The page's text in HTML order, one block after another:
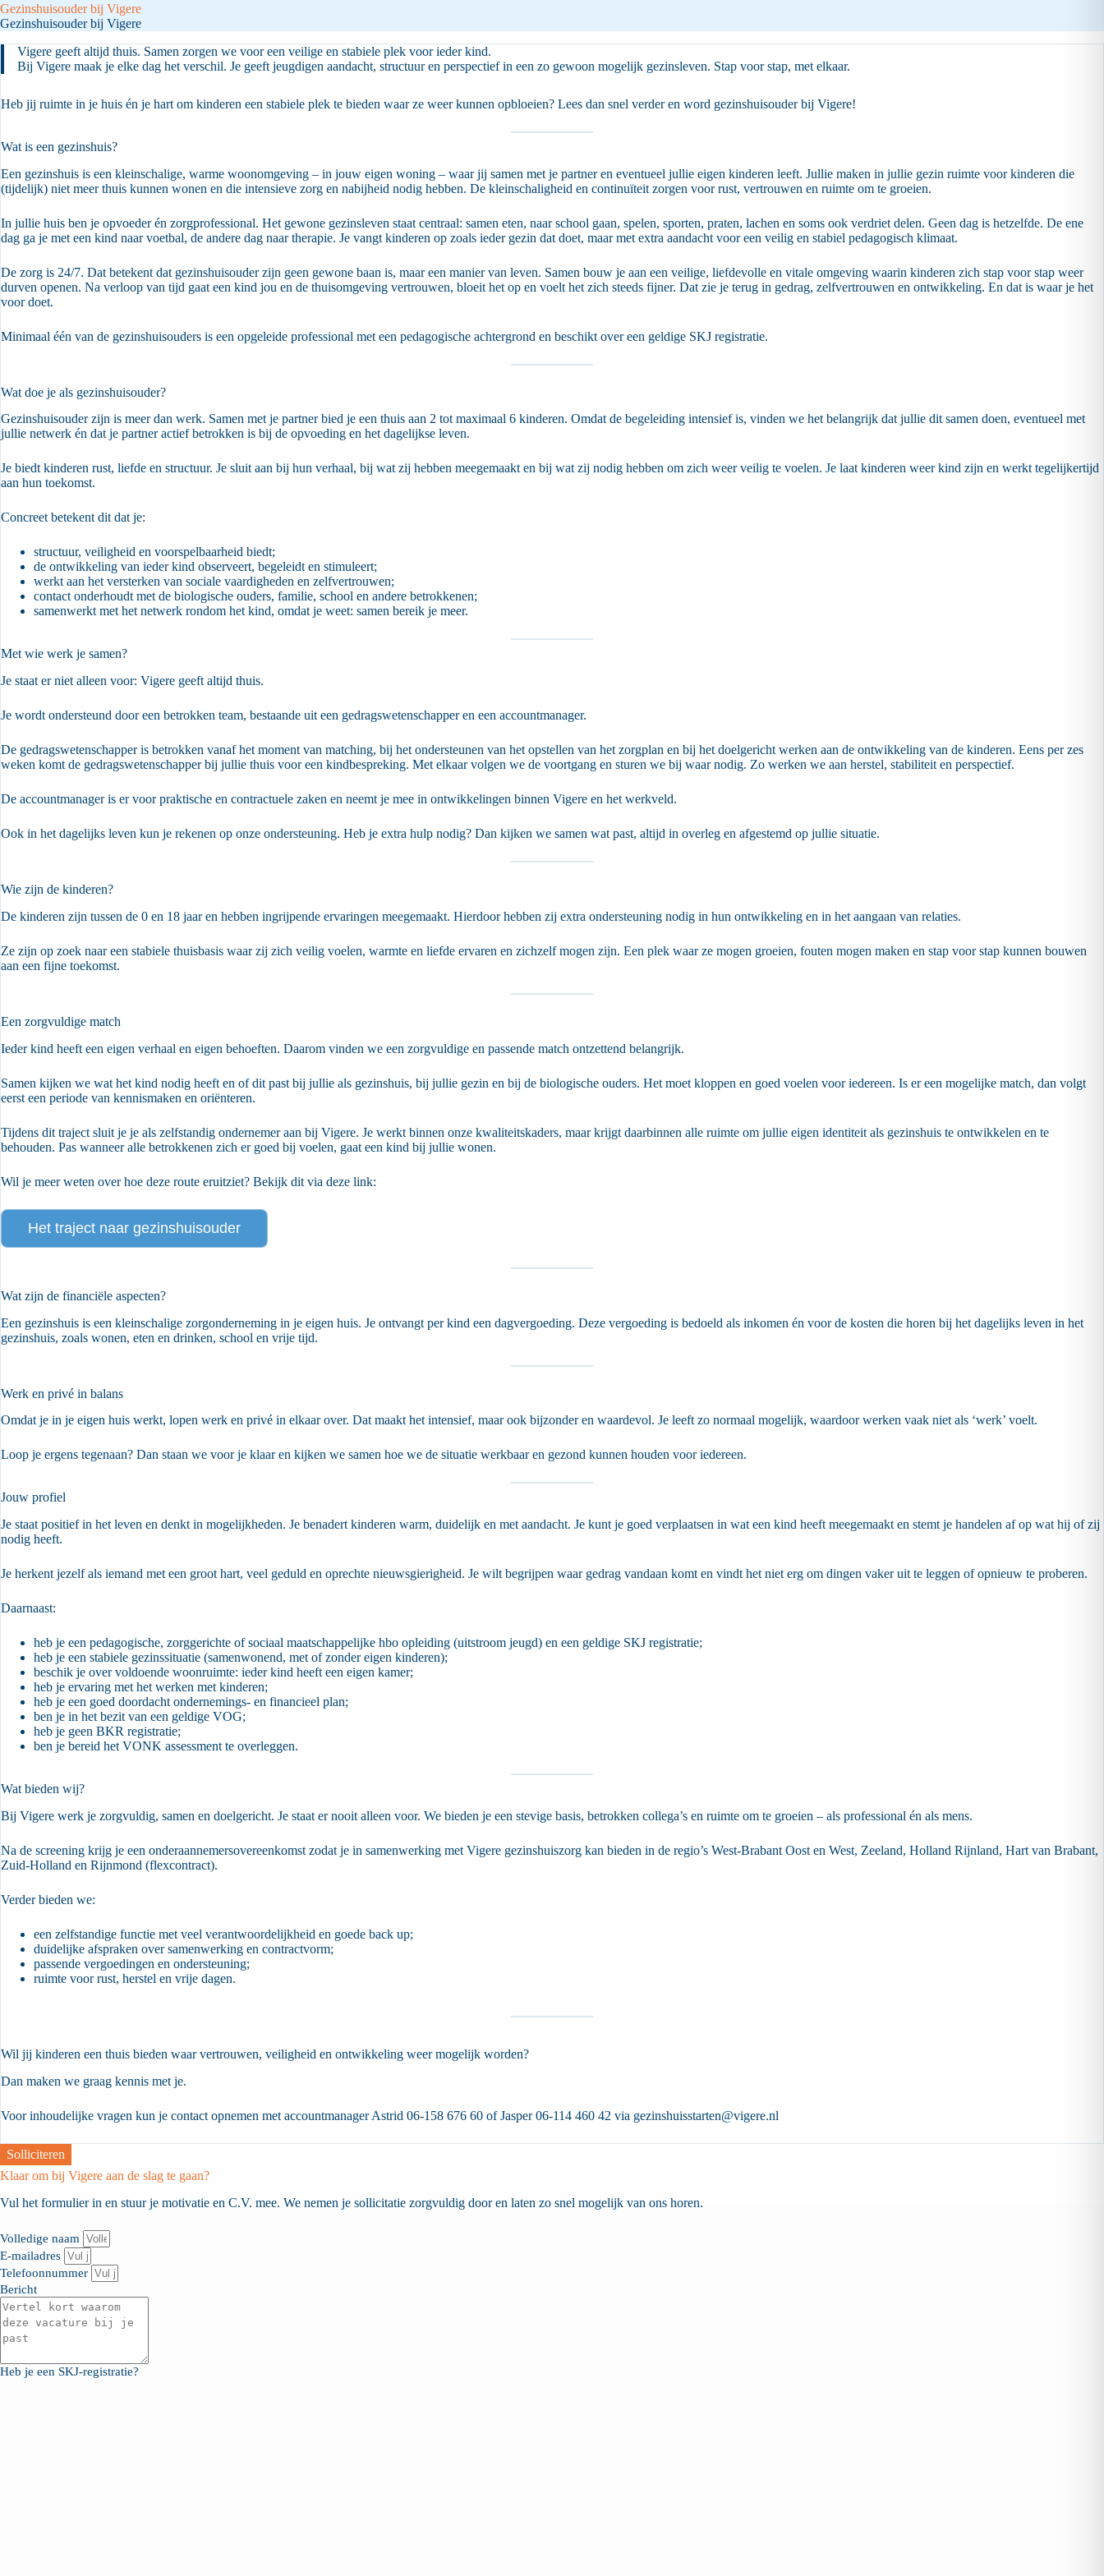
Gezinshuisouder bij Vigere
Gezinshuisouder bij Vigere
Vigere geeft altijd thuis. Samen zorgen we voor een veilige en stabiele plek voor ieder kind.
Bij Vigere maak je elke dag het verschil. Je geeft jeugdigen aandacht, structuur en perspectief in een zo gewoon mogelijk gezinsleven. Stap voor stap, met elkaar.
Heb jij ruimte in je huis én je hart om kinderen een stabiele plek te bieden waar ze weer kunnen opbloeien? Lees dan snel verder en word gezinshuisouder bij Vigere!
Wat is een gezinshuis?
Een gezinshuis is een kleinschalige, warme woonomgeving – in jouw eigen woning – waar jij samen met je partner en eventueel jullie eigen kinderen leeft. Jullie maken in jullie gezin ruimte voor kinderen die
(tijdelijk) niet meer thuis kunnen wonen en die intensieve zorg en nabijheid nodig hebben. De kleinschaligheid en continuïteit zorgen voor rust, vertrouwen en ruimte om te groeien.
In jullie huis ben je opvoeder én zorgprofessional. Het gewone gezinsleven staat centraal: samen eten, naar school gaan, spelen, sporten, praten, lachen en soms ook verdriet delen. Geen dag is hetzelfde. De ene
dag ga je met een kind naar voetbal, de andere dag naar therapie. Je vangt kinderen op zoals ieder gezin dat doet, maar met extra aandacht voor een veilig en stabiel pedagogisch klimaat.
De zorg is 24/7. Dat betekent dat gezinshuisouder zijn geen gewone baan is, maar een manier van leven. Samen bouw je aan een veilige, liefdevolle en vitale omgeving waarin kinderen zich stap voor stap weer
durven openen. Na verloop van tijd gaat een kind jou en de thuisomgeving vertrouwen, bloeit het op en voelt het zich steeds fijner. Dat zie je terug in gedrag, zelfvertrouwen en ontwikkeling. En dat is waar je het
voor doet.
Minimaal één van de gezinshuisouders is een opgeleide professional met een pedagogische achtergrond en beschikt over een geldige SKJ registratie.
Wat doe je als gezinshuisouder?
Gezinshuisouder zijn is meer dan werk. Samen met je partner bied je een thuis aan 2 tot maximaal 6 kinderen. Omdat de begeleiding intensief is, vinden we het belangrijk dat jullie dit samen doen, eventueel met
jullie netwerk én dat je partner actief betrokken is bij de opvoeding en het dagelijkse leven.
Je biedt kinderen rust, liefde en structuur. Je sluit aan bij hun verhaal, bij wat zij hebben meegemaakt en bij wat zij nodig hebben om zich weer veilig te voelen. Je laat kinderen weer kind zijn en werkt tegelijkertijd
aan hun toekomst.
Concreet betekent dit dat je:
structuur, veiligheid en voorspelbaarheid biedt;
de ontwikkeling van ieder kind observeert, begeleidt en stimuleert;
werkt aan het versterken van sociale vaardigheden en zelfvertrouwen;
contact onderhoudt met de biologische ouders, familie, school en andere betrokkenen;
samenwerkt met het netwerk rondom het kind, omdat je weet: samen bereik je meer.
Met wie werk je samen?
Je staat er niet alleen voor: Vigere geeft altijd thuis.
Je wordt ondersteund door een betrokken team, bestaande uit een gedragswetenschapper en een accountmanager.
De gedragswetenschapper is betrokken vanaf het moment van matching, bij het ondersteunen van het opstellen van het zorgplan en bij het doelgericht werken aan de ontwikkeling van de kinderen. Eens per zes
weken komt de gedragswetenschapper bij jullie thuis voor een kindbespreking. Met elkaar volgen we de voortgang en sturen we bij waar nodig. Zo werken we aan herstel, stabiliteit en perspectief.
De accountmanager is er voor praktische en contractuele zaken en neemt je mee in ontwikkelingen binnen Vigere en het werkveld.
Ook in het dagelijks leven kun je rekenen op onze ondersteuning. Heb je extra hulp nodig? Dan kijken we samen wat past, altijd in overleg en afgestemd op jullie situatie.
Wie zijn de kinderen?
De kinderen zijn tussen de 0 en 18 jaar en hebben ingrijpende ervaringen meegemaakt. Hierdoor hebben zij extra ondersteuning nodig in hun ontwikkeling en in het aangaan van relaties.
Ze zijn op zoek naar een stabiele thuisbasis waar zij zich veilig voelen, warmte en liefde ervaren en zichzelf mogen zijn. Een plek waar ze mogen groeien, fouten mogen maken en stap voor stap kunnen bouwen
aan een fijne toekomst.
Een zorgvuldige match
Ieder kind heeft een eigen verhaal en eigen behoeften. Daarom vinden we een zorgvuldige en passende match ontzettend belangrijk.
Samen kijken we wat het kind nodig heeft en of dit past bij jullie als gezinshuis, bij jullie gezin en bij de biologische ouders. Het moet kloppen en goed voelen voor iedereen. Is er een mogelijke match, dan volgt
eerst een periode van kennismaken en oriënteren.
Tijdens dit traject sluit je je als zelfstandig ondernemer aan bij Vigere. Je werkt binnen onze kwaliteitskaders, maar krijgt daarbinnen alle ruimte om jullie eigen identiteit als gezinshuis te ontwikkelen en te
behouden. Pas wanneer alle betrokkenen zich er goed bij voelen, gaat een kind bij jullie wonen.
Wil je meer weten over hoe deze route eruitziet? Bekijk dit via deze link:
Het traject naar gezinshuisouder
Wat zijn de financiële aspecten?
Een gezinshuis is een kleinschalige zorgonderneming in je eigen huis. Je ontvangt per kind een dagvergoeding. Deze vergoeding is bedoeld als inkomen én voor de kosten die horen bij het dagelijks leven in het
gezinshuis, zoals wonen, eten en drinken, school en vrije tijd.
Werk en privé in balans
Omdat je in je eigen huis werkt, lopen werk en privé in elkaar over. Dat maakt het intensief, maar ook bijzonder en waardevol. Je leeft zo normaal mogelijk, waardoor werken vaak niet als ‘werk’ voelt.
Loop je ergens tegenaan? Dan staan we voor je klaar en kijken we samen hoe we de situatie werkbaar en gezond kunnen houden voor iedereen.
Jouw profiel
Je staat positief in het leven en denkt in mogelijkheden. Je benadert kinderen warm, duidelijk en met aandacht. Je kunt je goed verplaatsen in wat een kind heeft meegemaakt en stemt je handelen af op wat hij of zij
nodig heeft.
Je herkent jezelf als iemand met een groot hart, veel geduld en oprechte nieuwsgierigheid. Je wilt begrijpen waar gedrag vandaan komt en vindt het niet erg om dingen vaker uit te leggen of opnieuw te proberen.
Daarnaast:
heb je een pedagogische, zorggerichte of sociaal maatschappelijke hbo opleiding (uitstroom jeugd) en een geldige SKJ registratie;
heb je een stabiele gezinssituatie (samenwonend, met of zonder eigen kinderen);
beschik je over voldoende woonruimte: ieder kind heeft een eigen kamer;
heb je ervaring met het werken met kinderen;
heb je een goed doordacht ondernemings- en financieel plan;
ben je in het bezit van een geldige VOG;
heb je geen BKR registratie;
ben je bereid het VONK assessment te overleggen.
Wat bieden wij?
Bij Vigere werk je zorgvuldig, samen en doelgericht. Je staat er nooit alleen voor. We bieden je een stevige basis, betrokken collega’s en ruimte om te groeien – als professional én als mens.
Na de screening krijg je een onderaannemersovereenkomst zodat je in samenwerking met Vigere gezinshuiszorg kan bieden in de regio’s West-Brabant Oost en West, Zeeland, Holland Rijnland, Hart van Brabant,
Zuid-Holland en Rijnmond (flexcontract).
Verder bieden we:
een zelfstandige functie met veel verantwoordelijkheid en goede back up;
duidelijke afspraken over samenwerking en contractvorm;
passende vergoedingen en ondersteuning;
ruimte voor rust, herstel en vrije dagen.
Wil jij kinderen een thuis bieden waar vertrouwen, veiligheid en ontwikkeling weer mogelijk worden?
Dan maken we graag kennis met je.
Voor inhoudelijke vragen kun je contact opnemen met accountmanager Astrid 06-158 676 60 of Jasper 06-114 460 42 via gezinshuisstarten@vigere.nl
Solliciteren
Klaar om bij Vigere aan de slag te gaan?
Vul het formulier in en stuur je motivatie en C.V. mee. We nemen je sollicitatie zorgvuldig door en laten zo snel mogelijk van ons horen.
Volledige naam
E-mailadres
Telefoonnummer
Bericht
Heb je een SKJ-registratie?